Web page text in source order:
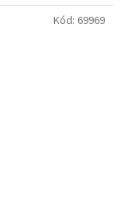
Kód: 69969